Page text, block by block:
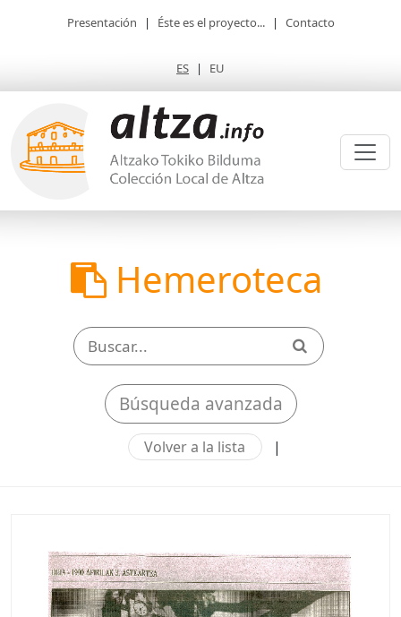
Presentación | Éste es el proyecto... | Contacto
ES | EU
Hemeroteca
Búsqueda avanzada
Volver a la lista |